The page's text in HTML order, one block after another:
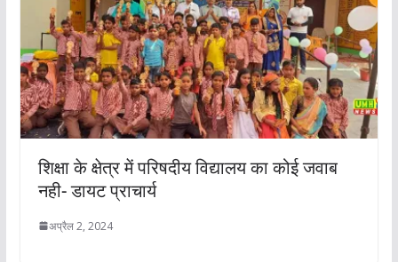
शिक्षा के क्षेत्र में परिषदीय विद्यालय का कोई जवाब
नही- डायट प्राचार्य
अप्रैल 2, 2024